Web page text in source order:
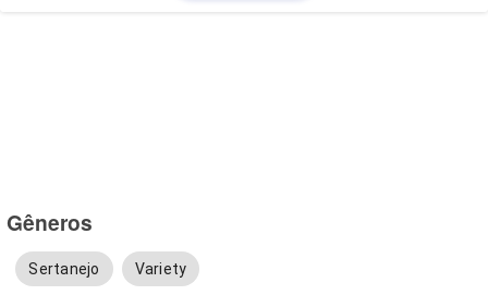
Gêneros
Sertanejo Variety